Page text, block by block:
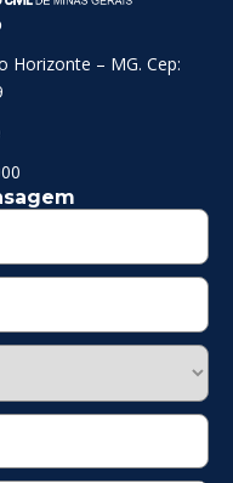
Horizonte – MG. Cep: